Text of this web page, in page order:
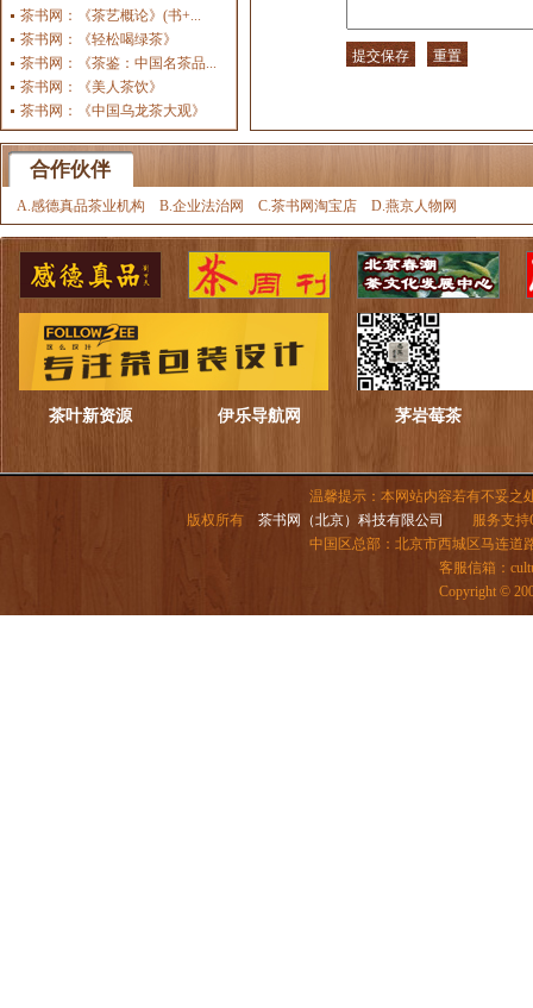
茶书网：《茶艺概论》(书+...
茶书网：《轻松喝绿茶》
茶书网：《茶鉴：中国名茶品...
茶书网：《美人茶饮》
茶书网：《中国乌龙茶大观》
合作伙伴
A.感德真品茶业机构 B.企业法治网 C.茶书网淘宝店 D.燕京人物网
茶叶新资源 伊乐导航网 茅岩莓茶
温馨提示：本网站内容若有不妥之
版权所有茶书网（北京）科技有限公司
服务支持
中国区总部：北京市西城区马连道
客服信箱：
Copyright ©